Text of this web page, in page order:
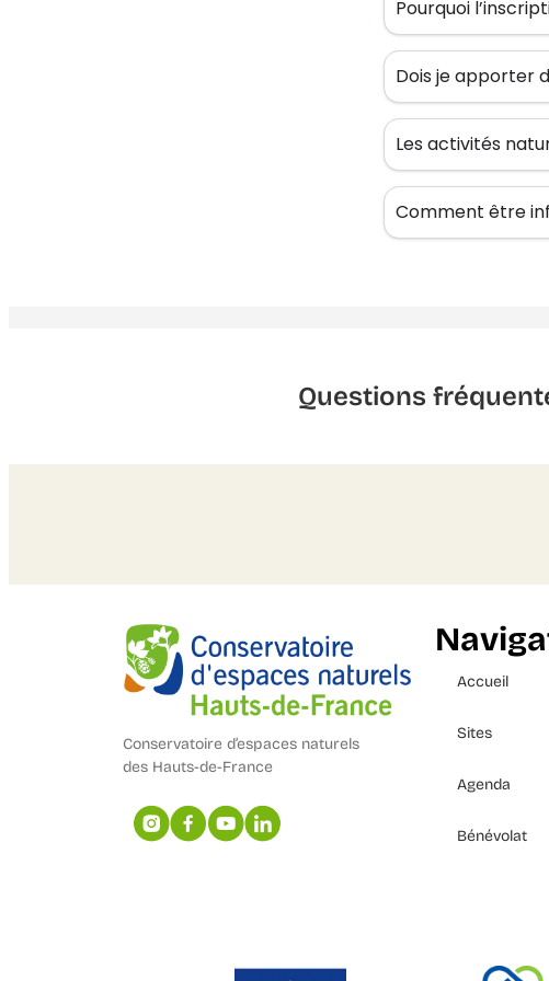
Pourquoi
Dois je apporter
Les activités
Comment être
Questions
Conservatoire d’espaces naturels
des Hauts-de-France
Accueil
Sites
Agenda
Bénévolat